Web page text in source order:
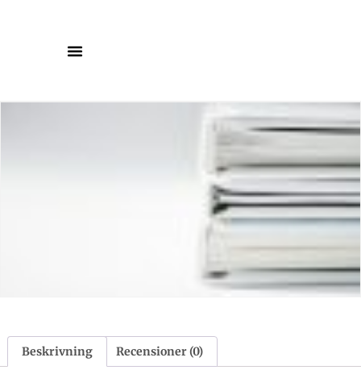
Beskrivning Recensioner (0)